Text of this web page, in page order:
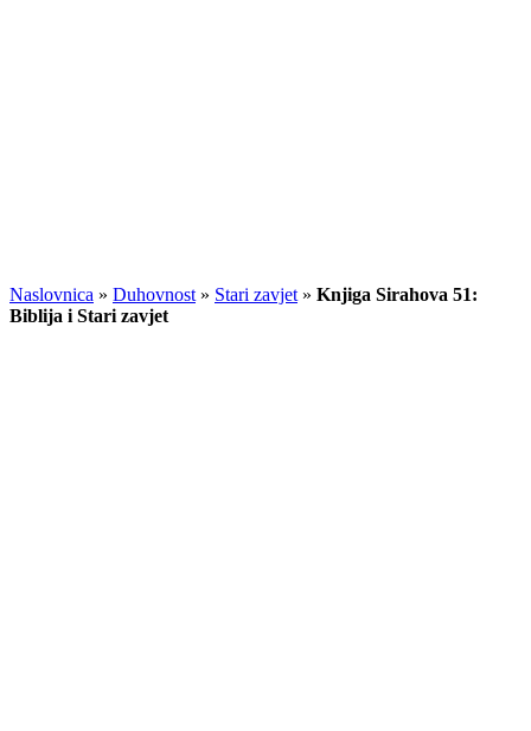
Naslovnica » Duhovnost » Stari zavjet » Knjiga Sirahova 51:
Biblija i Stari zavjet